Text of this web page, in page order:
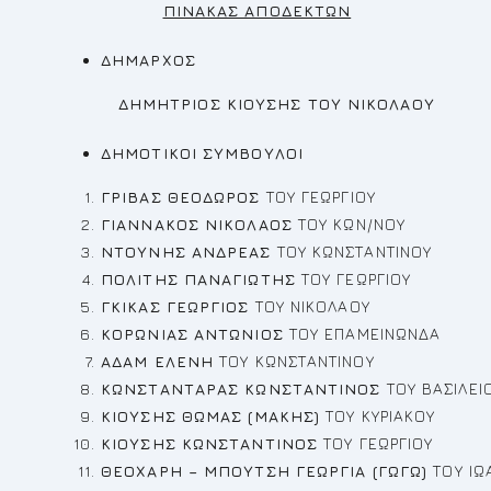
ΠΙΝΑΚΑΣ ΑΠΟΔΕΚΤΩΝ
ΔΗΜΑΡΧΟΣ
ΔΗΜΗΤΡΙΟΣ ΚΙΟΥΣΗΣ ΤΟΥ ΝΙΚΟΛΑΟΥ
ΔΗΜΟΤΙΚΟΙ ΣΥΜΒΟΥΛΟΙ
ΓΡΙΒΑΣ ΘEOΔΩΡΟΣ ΤΟΥ ΓΕΩΡΓΙΟΥ
ΓΙΑΝΝΑΚΟΣ ΝΙΚΟΛΑΟΣ ΤΟΥ ΚΩΝ/ΝΟΥ
ΝΤΟΥΝΗΣ ΑΝΔΡΕΑΣ ΤΟΥ ΚΩΝΣΤΑΝΤΙΝΟΥ
ΠΟΛΙΤΗΣ ΠΑΝΑΓΙΩΤΗΣ ΤΟΥ ΓΕΩΡΓΙΟΥ
ΓΚΙΚΑΣ ΓΕΩΡΓΙΟΣ ΤΟΥ ΝΙΚΟΛΑΟΥ
ΚΟΡΩΝΙΑΣ ΑΝΤΩΝΙΟΣ ΤΟΥ ΕΠΑΜΕΙΝΩΝΔΑ
ΑΔΑΜ ΕΛΕΝΗ ΤΟΥ ΚΩΝΣΤΑΝΤΙΝΟΥ
ΚΩΝΣΤΑΝΤΑΡΑΣ ΚΩΝΣΤΑΝΤΙΝΟΣ ΤΟΥ
ΚΙΟΥΣΗΣ ΘΩΜΑΣ (ΜΑΚΗΣ) ΤΟΥ ΚΥΡΙΑΚΟΥ
ΚΙΟΥΣΗΣ ΚΩΝΣΤΑΝΤΙΝΟΣ ΤΟΥ ΓΕΩΡΓΙΟΥ
ΘΕΟΧΑΡΗ – ΜΠΟΥΤΣΗ ΓΕΩΡΓΙΑ (ΓΩΓΩ) ΤΟΥ